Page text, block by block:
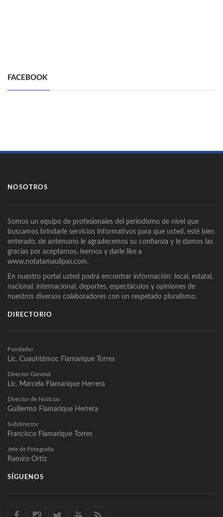
FACEBOOK
NOSOTROS
Somos un equipo de profesionales del periodismo de nivel que
buscamos brindarle servicios informativos para que usted, esté bien
enterado, de antemano le agradecemos su confianza y le damos las
gracias por aceptarnos, leernos y darle like a
www.notatamaulipas.com.
En nuestro portal usted podrá encontrar información: local, estatal,
nacional, internacional, deportes, espectáculos y opiniones de
nuestros diversos colaboradores con un respetado pluralismo.
DIRECTORIO
Fundador
Lic. Cuauhtémoc Flamarique Torres
Director General
Lic. Marcela Flamarique Herrera
Director de Noticias
Guillermo Flamarique Herrera
Subdirector
Francisco Flamarique Torres
Jefe de Fotografía
Ramiro Ortíz
SÍGUENOS